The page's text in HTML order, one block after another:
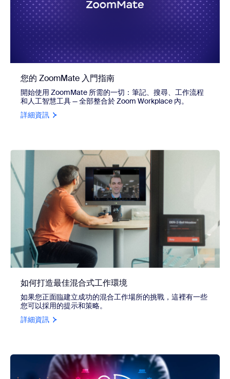
您的 ZoomMate 入門指南
開始使用 ZoomMate 所需的一切：筆記、搜尋、工作流程
和人工智慧工具 — 全部整合於 Zoom Workplace 內。
詳細資訊
如何打造最佳混合式工作環境
如果您正面臨建立成功的混合工作場所的挑戰，這裡有一些
您可以採用的提示和策略。
詳細資訊